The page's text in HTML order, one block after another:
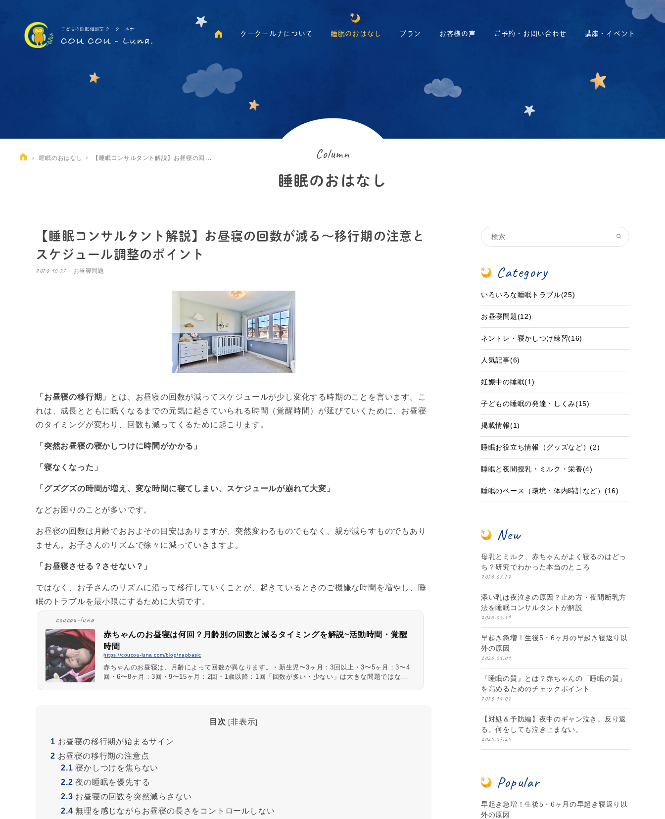
クークールナについて 睡眠のおはなし プラン お客様の声 ご予約・お問い合わせ 講座・イベント
Column
睡眠のおはなし
睡眠のおはなし
【睡眠コンサルタント解説】お昼寝の回数が減る～移行期の注意と
スケジュール調整のポイント
2020.10.27 お昼寝問題
「お昼寝の移行期」
とは、お昼寝の回数が減ってスケジュールが少し変化する時期のことを言います。こ
れは、 成長とともに眠くなるまでの元気に起きていられる時間（覚醒時間）が延びていくために、お昼寝
のタイミングが変わり、回数も減ってくるために起こります。
「突然お昼寝の寝かしつけに時間がかかる」
「寝なくなった」
「グズグズの時間が増え、変な時間に寝てしまい、スケジュールが崩れて大変」
などお困りのことが多いです。
お昼寝の回数は月齢でおおよその目安はありますが、突然変わるものでもなく、親が減らすものでもあり
ません。お子さんのリズムで徐々に減っていきますよ。
「お昼寝させる？させない？」
ではなく、お子さんのリズムに沿って移行していくことが、起きているときのご機嫌な時間を増やし、睡
眠のトラブルを最小限にするために大切です。
coucou-luna
赤ちゃんのお昼寝は何回？月齢別の回数と減るタイミングを解説~活動時間・覚醒
時間
https://coucou-luna.com/blog/napbasic
赤ちゃんのお昼寝は、月齢によって回数が異なります。・新生児〜3ヶ月：3回以上・3〜5ヶ月：3〜4
回・6〜8ヶ月：3回・9〜15ヶ月：2回・1歳以降：1回「回数が多い・少ない」は大きな問題ではな
目次 [非表示]
1 お昼寝の移行期が始まるサイン
2 お昼寝の移行期の注意点
2.1 寝かしつけを焦らない
2.2 夜の睡眠を優先する
2.3 お昼寝の回数を突然減らさない
2.4 無理を感じながらお昼寝の長さをコントロールしない
Category
いろいろな睡眠トラブル(25)
お昼寝問題(12)
ネントレ・寝かしつけ練習(16)
人気記事(6)
妊娠中の睡眠(1)
子どもの睡眠の発達・しくみ(15)
掲載情報(1)
睡眠お役立ち情報（グッズなど）(2)
睡眠と夜間授乳・ミルク・栄養(4)
睡眠のベース（環境・体内時計など）(16)
New
母乳とミルク、赤ちゃんがよく寝るのはどっ
ち？研究でわかった本当のところ
2026.07.27
添い乳は夜泣きの原因？止め方・夜間断乳方
法を睡眠コンサルタントが解説
2026.05.19
早起き急増！生後5・6ヶ月の早起き寝返り以
外の原因
2026.01.01
『睡眠の質』とは？赤ちゃんの「睡眠の質」
を高めるためのチェックポイント
2025.11.07
【対処＆予防編】夜中のギャン泣き。反り返
る。何をしても泣き止まない。
2025.07.25
Popular
早起き急増！生後5・6ヶ月の早起き寝返り以
外の原因